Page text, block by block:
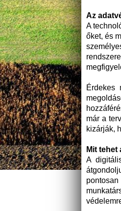
Az
A
őket, és
Érdekes
már a
kizárják,
Mit tehet
A